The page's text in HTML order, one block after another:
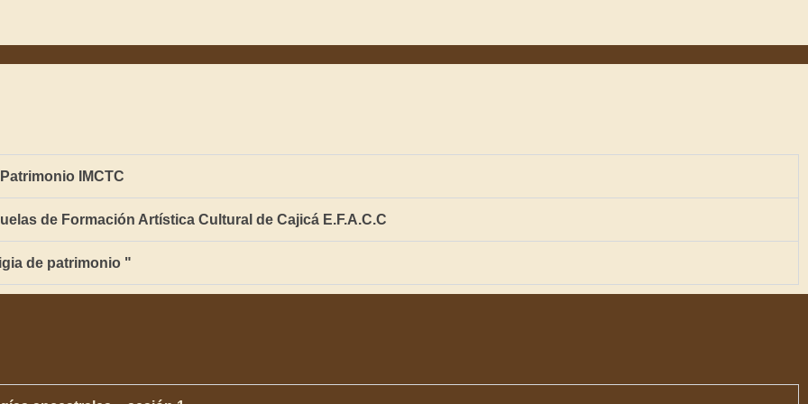
IMCTC
de Formación Artística Cultural de Cajicá E.F.A.C.C
de patrimonio "